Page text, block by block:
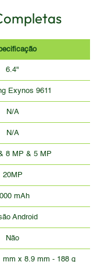
6.4"
Exynos 9611
N/A
N/A
8 MP & 5 MP
20MP
mAh
Android
Não
mm x 8.9 mm - 188 g